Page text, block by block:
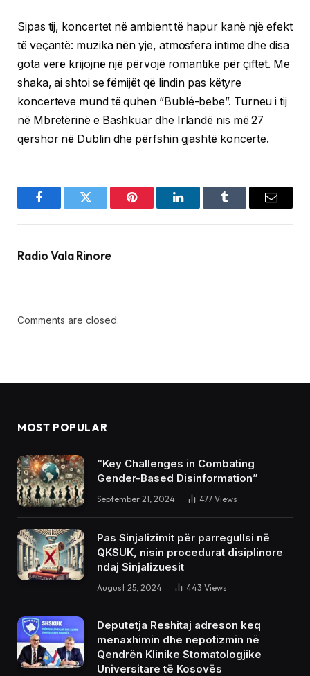
Sipas tij, koncertet në ambient të hapur kanë një efekt
të veçantë: muzika nën yje, atmosfera intime dhe disa
gota verë krijojnë një përvojë romantike për çiftet. Me
shaka, ai shtoi se fëmijët që lindin pas këtyre
koncerteve mund të quhen “Bublé-bebe”. Turneu i tij
në Mbretërinë e Bashkuar dhe Irlandë nis më 27
qershor në Dublin dhe përfshin gjashtë koncerte.
FacebookTwitter Pinterest LinkedInTumblr Email
Radio Vala Rinore
Comments are closed.
MOST POPULAR
“Key Challenges in Combating
Gender-Based Disinformation”
September 21, 2024 477 Views
Pas Sinjalizimit për parregullsi në
QKSUK, nisin procedurat disiplinore
ndaj Sinjalizuesit
August 25, 2024 443 Views
Deputetja Reshitaj adreson keq
menaxhimin dhe nepotizmin në
Qendrën Klinike Stomatologjike
Universitare të Kosovës